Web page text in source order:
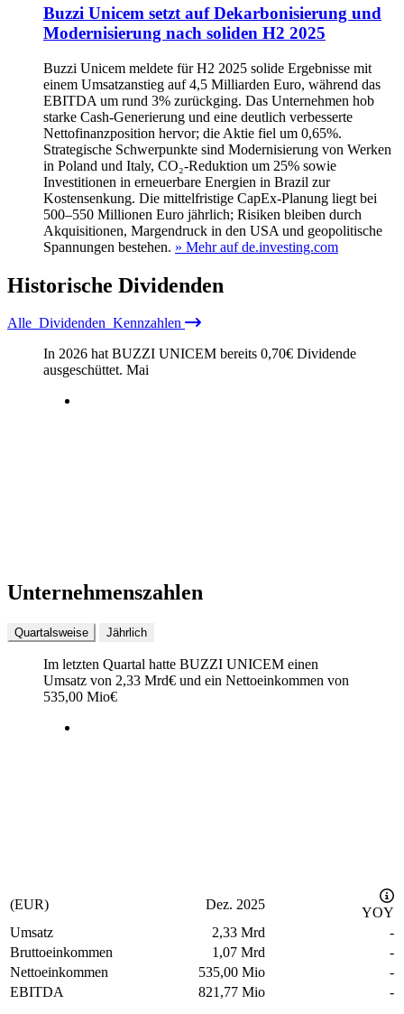
Buzzi Unicem setzt auf Dekarbonisierung und
Modernisierung nach soliden H2 2025
Buzzi Unicem meldete für H2 2025 solide Ergebnisse mit
einem Umsatzanstieg auf 4,5 Milliarden Euro, während das
EBITDA um rund 3% zurückging. Das Unternehmen hob
starke Cash‑Generierung und eine deutlich verbesserte
Nettofinanzposition hervor; die Aktie fiel um 0,65%.
Strategische Schwerpunkte sind Modernisierung von Werken
in Poland und Italy, CO₂‑Reduktion um 25% sowie
Investitionen in erneuerbare Energien in Brazil zur
Kostensenkung. Die mittelfristige CapEx‑Planung liegt bei
500–550 Millionen Euro jährlich; Risiken bleiben durch
Akquisitionen, Margendruck in den USA und geopolitische
Spannungen bestehen. » Mehr auf de.investing.com
Historische Dividenden
Alle Dividenden Kennzahlen
In 2026 hat BUZZI UNICEM bereits 0,70€ Dividende
ausgeschüttet. Mai
Unternehmenszahlen
Quartalsweise Jährlich
Im letzten Quartal hatte BUZZI UNICEM einen
Umsatz von 2,33 Mrd€ und ein Nettoeinkommen von
535,00 Mio€
(EUR) Dez. 2025
YOY
Umsatz
2,33 Mrd
-
Bruttoeinkommen
1,07 Mrd
-
Nettoeinkommen
535,00 Mio
-
EBITDA
821,77 Mio -